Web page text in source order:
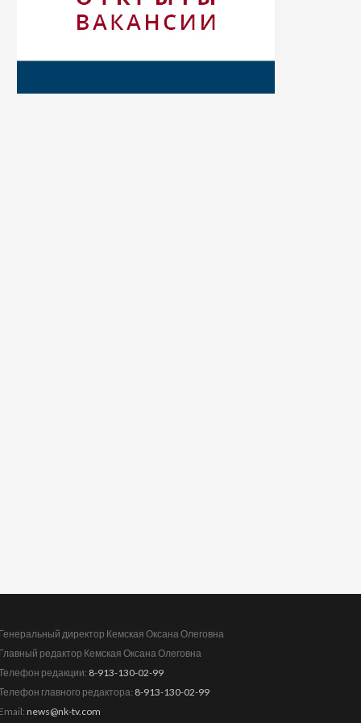
директор Кемская Оксана Олеговна
редактор Кемская Оксана Олеговна
редакции: 8-913-130-02-99
главного редактора: 8-913-130-02-99
news@nk-tv.com